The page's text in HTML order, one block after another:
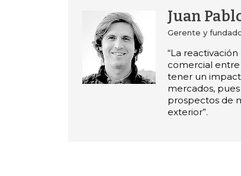
Juan
Gerente y
“La
comercial entre
tener un
mercados,
prospectos de
exterior”.